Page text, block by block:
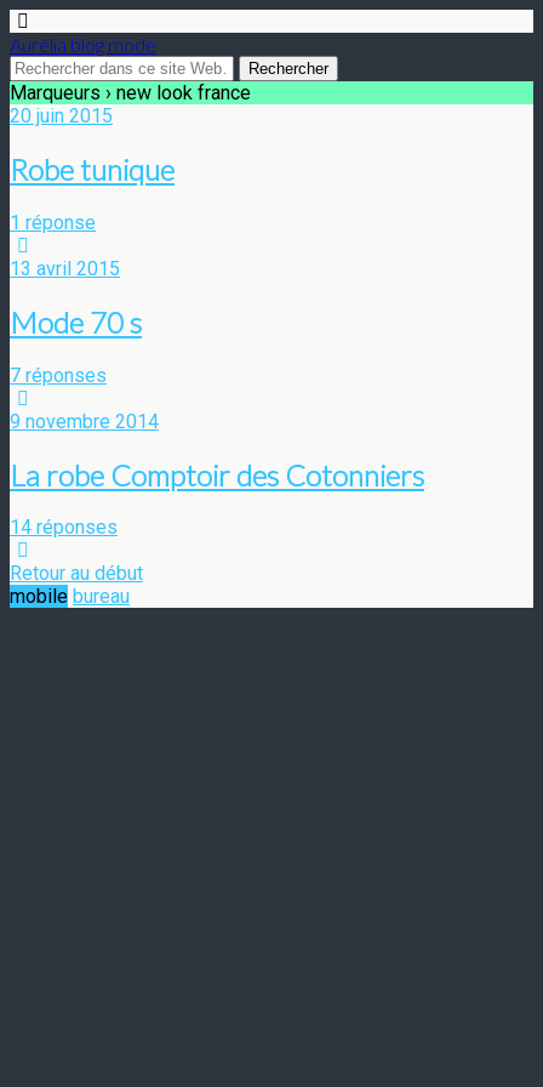
Aurélia blog mode
Marqueurs › new look france
20 juin 2015
Robe tunique
1 réponse
13 avril 2015
Mode 70 s
7 réponses
9 novembre 2014
La robe Comptoir des Cotonniers
14 réponses
Retour au début
mobile bureau